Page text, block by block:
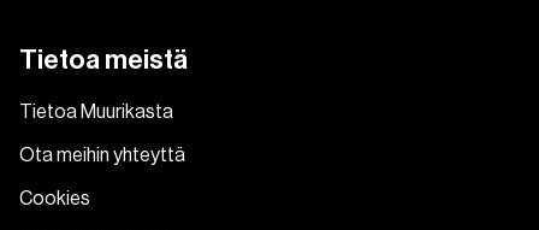
Tietoa meistä
Tietoa Muurikasta
Ota meihin yhteyttä
Cookies